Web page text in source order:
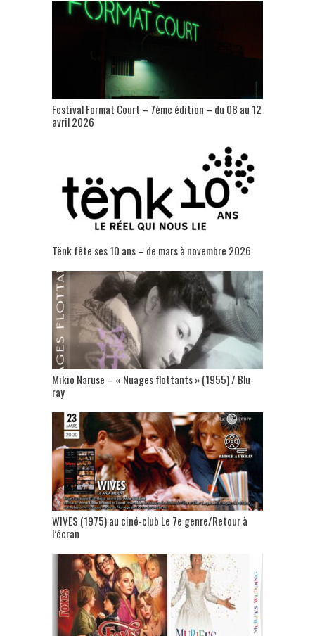
Festival Format Court – 7ème édition – du 08 au 12
avril 2026
Tënk fête ses 10 ans – de mars à novembre 2026
Mikio Naruse – « Nuages flottants » (1955) / Blu-
ray
WIVES (1975) au ciné-club Le 7e genre/Retour à
l’écran